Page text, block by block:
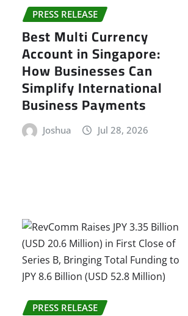
PRESS RELEASE
Best Multi Currency
Account in Singapore:
How Businesses Can
Simplify International
Business Payments
Joshua Jul 28, 2026
PRESS RELEASE